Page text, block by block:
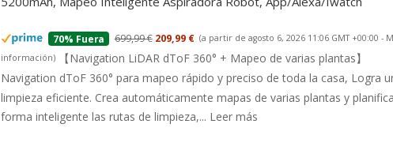
70% Fuera 699,99 € 209,99 € (a partir de agosto 6, 2026 11:06 GMT +00:00 -
información)
【Navigation LiDAR dToF 360° + Mapeo de varias plantas】
Navigation dToF 360° para mapeo rápido y preciso de toda la casa, Logra
limpieza eficiente. Crea automáticamente mapas de varias plantas y
forma inteligente las rutas de limpieza,... Leer más